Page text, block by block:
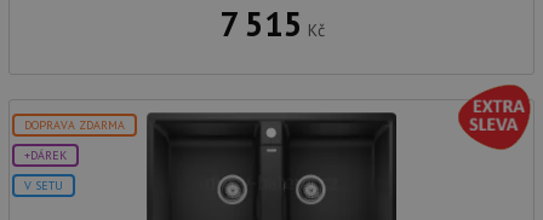
7 515 Kč
DOPRAVA ZDARMA
+DÁREK
V SETU